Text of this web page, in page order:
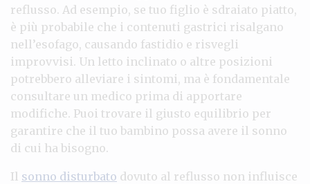
reflusso. Ad esempio, se tuo figlio è sdraiato piatto,
è più probabile che i contenuti gastrici risalgano
nell’esofago, causando fastidio e risvegli
improvvisi. Un letto inclinato o altre posizioni
potrebbero alleviare i sintomi, ma è fondamentale
consultare un medico prima di apportare
modifiche. Puoi trovare il giusto equilibrio per
garantire che il tuo bambino possa avere il sonno
di cui ha bisogno.
Il sonno disturbato dovuto al reflusso non influisce